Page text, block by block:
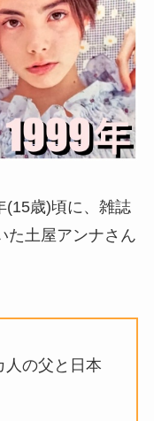
(15歳)頃に、雑誌
た土屋アンナさん
人の父と日本